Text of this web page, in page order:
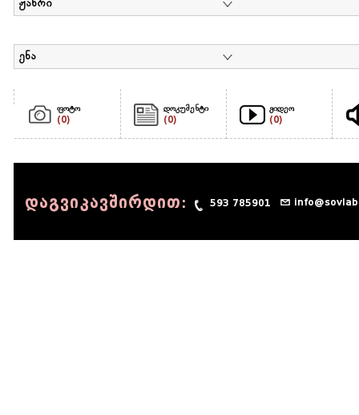
ჟანრი
ენა
ფოტო
(0)
დოკუმენტი
(0)
ვიდეო
(0)
დაგვიკავშირდით: 593 785901